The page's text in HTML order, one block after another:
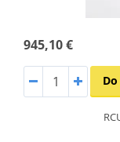
945,10 €